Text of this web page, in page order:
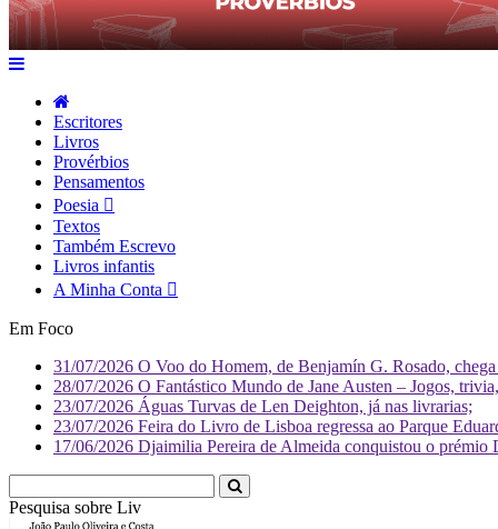
Escritores
Livros
Provérbios
Pensamentos
Poesia
Textos
Também Escrevo
Livros infantis
A Minha Conta
Em Foco
31/07/2026 O Voo do Homem, de Benjamín G. Rosado,
28/07/2026 O Fantástico Mundo de Jane Austen – Jogos,
23/07/2026 Águas Turvas de Len Deighton, já nas livrarias;
23/07/2026 Feira do Livro de Lisboa regressa ao Parque
17/06/2026 Djaimilia Pereira de Almeida conquistou o
Pesquisa sobre Literatura